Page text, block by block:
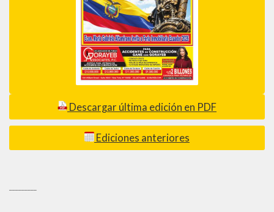
Descargar última edición en PDF
Ediciones anteriores